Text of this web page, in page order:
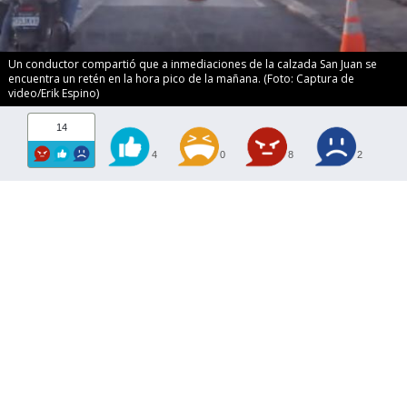
Un conductor compartió que a inmediaciones de la calzada San Juan se
encuentra un retén en la hora pico de la mañana. (Foto: Captura de
video/Erik Espino)
14
4 0 8 2